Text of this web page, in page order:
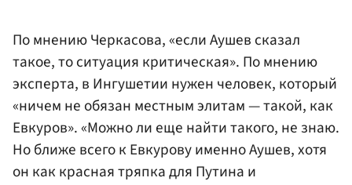
По мнению Черкасова, «если Аушев сказал
такое, то ситуация критическая». По мнению
эксперта, в Ингушетии нужен человек, который
«ничем не обязан местным элитам — такой, как
Евкуров». «Можно ли еще найти такого, не знаю.
Но ближе всего к Евкурову именно Аушев, хотя
он как красная тряпка для Путина и